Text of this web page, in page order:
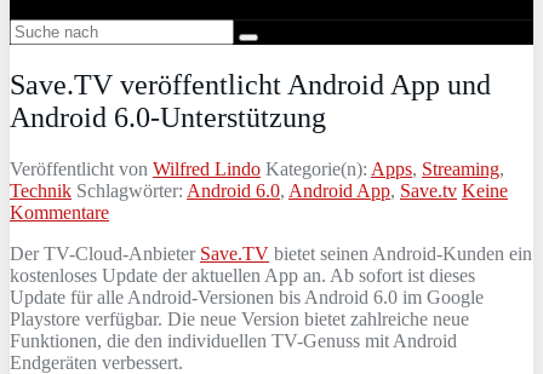
Save.TV veröffentlicht Android App und
Android 6.0-Unterstützung
Veröffentlicht von Wilfred Lindo Kategorie(n): Apps, Streaming,
Technik Schlagwörter: Android 6.0, Android App, Save.tv Keine
Kommentare
Der TV-Cloud-Anbieter Save.TV bietet seinen Android-Kunden ein
kostenloses Update der aktuellen App an. Ab sofort ist dieses
Update für alle Android-Versionen bis Android 6.0 im Google
Playstore verfügbar. Die neue Version bietet zahlreiche neue
Funktionen, die den individuellen TV-Genuss mit Android
Endgeräten verbessert.